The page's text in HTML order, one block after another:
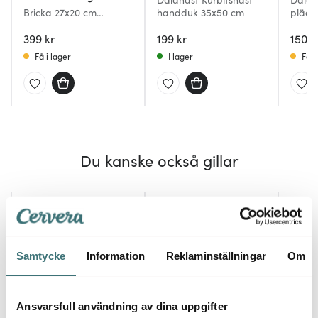
Samtycke Information Reklaminställningar Om
Ansvarsfull användning av dina uppgifter
Bricka 27x20 cm
399 kr
Få i lager
handduk 35x50 cm
199 kr
I lager
pläd
1500
Få
Du kanske också gillar